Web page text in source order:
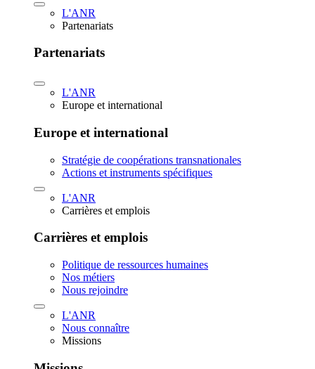
L'ANR
Partenariats
Partenariats
L'ANR
Europe et international
Europe et international
Stratégie de coopérations transnationales
Actions et instruments spécifiques
L'ANR
Carrières et emplois
Carrières et emplois
Politique de ressources humaines
Nos métiers
Nous rejoindre
L'ANR
Nous connaître
Missions